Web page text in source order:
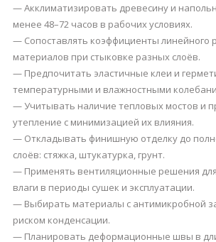
— Акклиматизировать древесину и
менее 48–72 часов в рабочих условиях.
— Сопоставлять коэффициенты линейного
материалов при стыковке разных слоёв.
— Предпочитать эластичные клеи и
температурными и влажностными
— Учитывать наличие тепловых мостов и
утепление с минимизацией их влияния.
— Откладывать финишную отделку до
слоёв: стяжка, штукатурка, грунт.
— Применять вентиляционные решения
влаги в периоды сушек и эксплуатации.
— Выбирать материалы с антимикробной
риском конденсации.
— Планировать деформационные швы в